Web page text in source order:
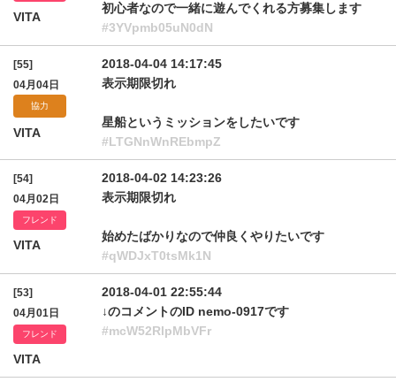
VITA
初心者なので一緒に遊んでくれる方募集します
#3YVpmb05uN0dN
[55]
04月04日
協力
VITA
2018-04-04 14:17:45
表示期限切れ
星船というミッションをしたいです
#LTGNnWnREbmpZ
[54]
04月02日
フレンド
VITA
2018-04-02 14:23:26
表示期限切れ
始めたばかりなので仲良くやりたいです
#qWDJxT0tsMk1N
[53]
04月01日
フレンド
VITA
2018-04-01 22:55:44
↓のコメントのID nemo-0917です
#mcW52RlpMbVFr